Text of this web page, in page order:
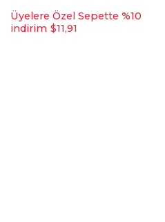
Üyelere Özel Sepette %10
indirim $11,91